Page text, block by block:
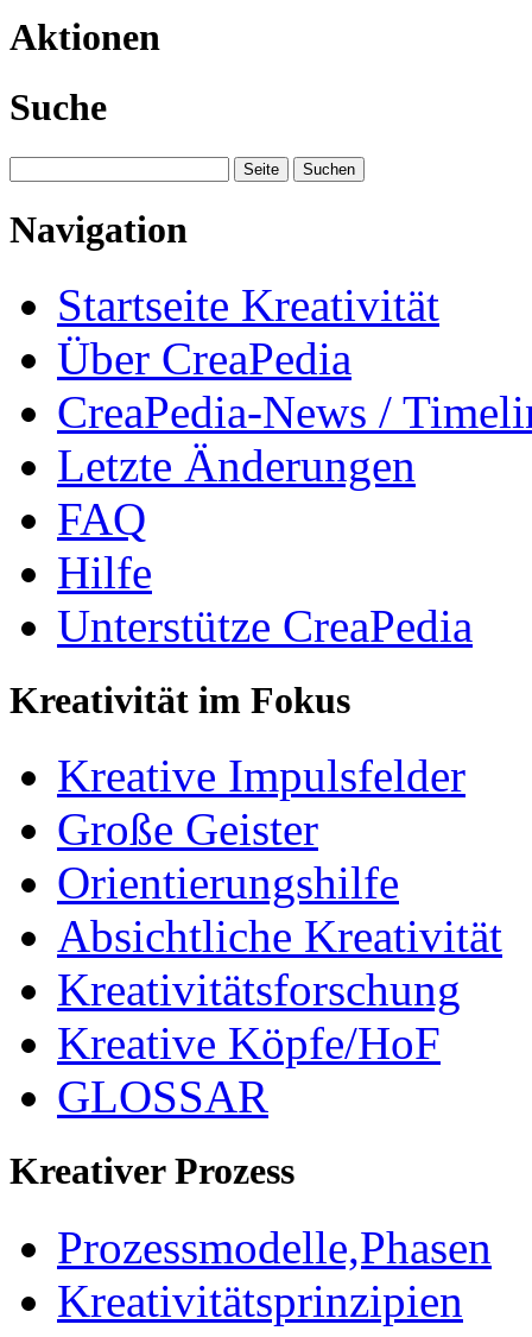
Aktionen
Suche
Navigation
Startseite Kreativität
Über CreaPedia
CreaPedia-News /
Letzte Änderungen
FAQ
Hilfe
Unterstütze CreaPedia
Kreativität im Fokus
Kreative Impulsfelder
Große Geister
Orientierungshilfe
Absichtliche Kreativität
Kreativitätsforschung
Kreative Köpfe/HoF
GLOSSAR
Kreativer Prozess
Prozessmodelle,Phasen
Kreativitätsprinzipien